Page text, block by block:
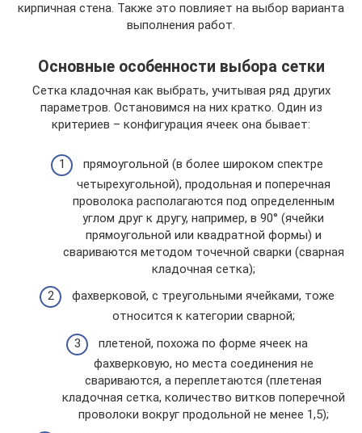
кирпичная стена. Также это повлияет на выбор варианта
выполнения работ.
Основные особенности выбора сетки
Сетка кладочная как выбрать, учитывая ряд других
параметров. Остановимся на них кратко. Один из
критериев – конфигурация ячеек она бывает:
прямоугольной (в более широком спектре
четырехугольной), продольная и поперечная
проволока располагаются под определенным
углом друг к другу, например, в 90° (ячейки
прямоугольной или квадратной формы) и
свариваются методом точечной сварки (сварная
кладочная сетка);
фахверковой, с треугольными ячейками, тоже
относится к категории сварной;
плетеной, похожа по форме ячеек на
фахверковую, но места соединения не
свариваются, а переплетаются (плетеная
кладочная сетка, количество витков поперечной
проволоки вокруг продольной не менее 1,5);